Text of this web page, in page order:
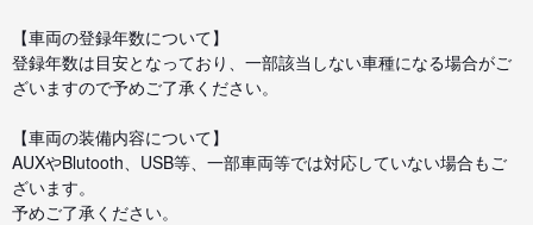
【車両の登録年数について】
登録年数は目安となっており、一部該当しない車種になる場合がご
ざいますので予めご了承ください。
【車両の装備内容について】
AUXやBlutooth、USB等、一部車両等では対応していない場合もご
ざいます。
予めご了承ください。